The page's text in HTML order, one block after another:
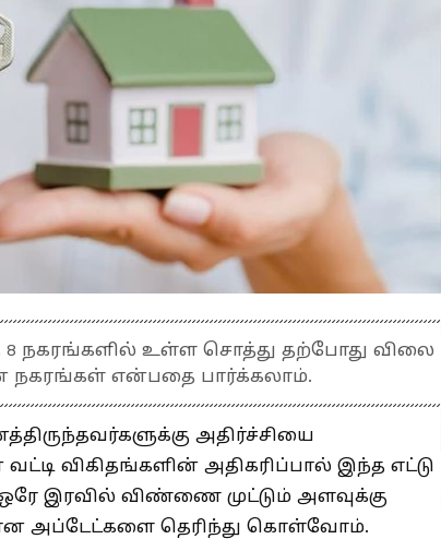
8 நகரங்களில் உள்ள சொத்து தற்போது விலை
என்பதை பார்க்கலாம்.
அதிர்ச்சியை
விகிதங்களின் அதிகரிப்பால் இந்த எட்டு
இரவில் விண்ணை முட்டும் அளவுக்கு
அப்டேட்களை தெரிந்து கொள்வோம்.